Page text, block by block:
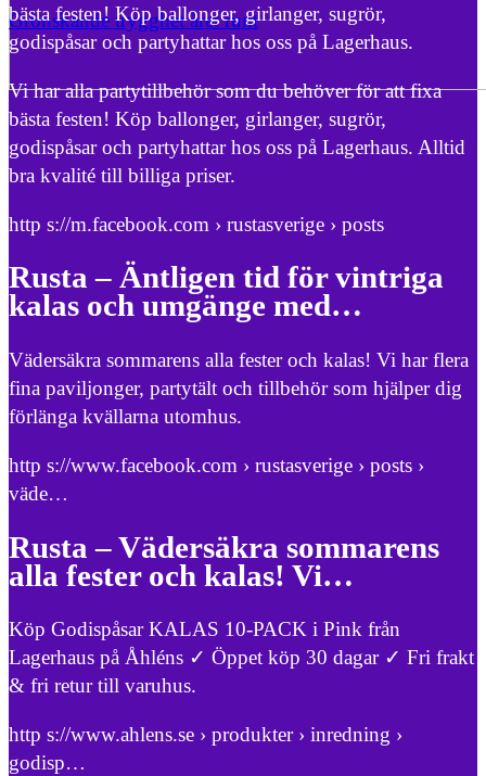
Grönskande trygghet året runt
bästa festen! Köp ballonger, girlanger, sugrör,
godispåsar och partyhattar hos oss på Lagerhaus.
Vi har alla partytillbehör som du behöver för att fixa
bästa festen! Köp ballonger, girlanger, sugrör,
godispåsar och partyhattar hos oss på Lagerhaus. Alltid
bra kvalité till billiga priser.
http s://m.facebook.com › rustasverige › posts
Rusta – Äntligen tid för vintriga
kalas och umgänge med…
Vädersäkra sommarens alla fester och kalas! Vi har flera
fina paviljonger, partytält och tillbehör som hjälper dig
förlänga kvällarna utomhus.
http s://www.facebook.com › rustasverige › posts ›
väde…
Rusta – Vädersäkra sommarens
alla fester och kalas! Vi…
Köp Godispåsar KALAS 10-PACK i Pink från
Lagerhaus på Åhléns ✓ Öppet köp 30 dagar ✓ Fri frakt
& fri retur till varuhus.
http s://www.ahlens.se › produkter › inredning ›
godisp…